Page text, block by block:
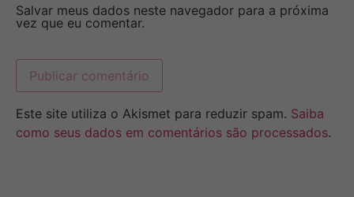
Salvar meus dados neste navegador para a próxima
vez que eu comentar.
Este site utiliza o Akismet para reduzir spam. Saiba
como seus dados em comentários são processados.